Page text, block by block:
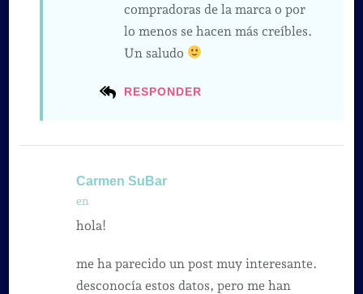
RESPONDER
compradoras de la marca o por
lo menos se hacen más creíbles.
Un saludo
Carmen SuBar
en
hola!
me ha parecido un post muy interesante.
desconocía estos datos, pero me han